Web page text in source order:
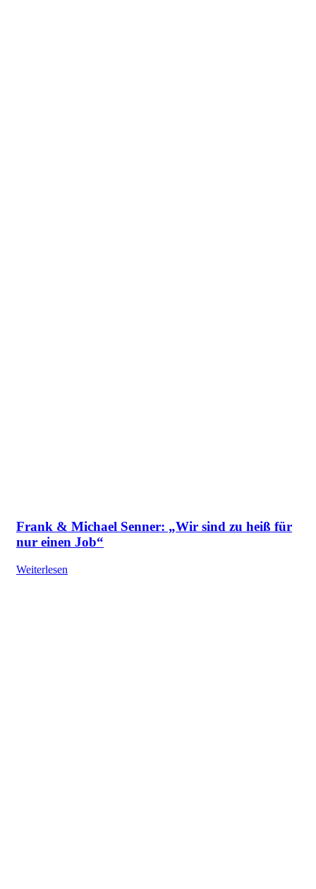
Frank & Michael Senner: „Wir sind zu heiß für
nur einen Job“
Weiterlesen